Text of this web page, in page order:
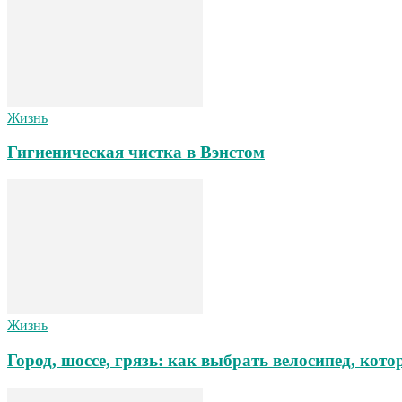
Жизнь
Гигиеническая чистка в Вэнстом
Жизнь
Город, шоссе, грязь: как выбрать велосипед,